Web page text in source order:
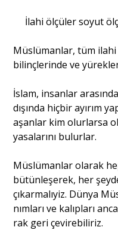
İlahi ölçüler soyut
Müslümanlar, tüm
bilinçlerinde ve
İslam, insanlar
dışında hiçbir ayırım
aşanlar kim olurlarsa
yasalarını bulurlar.
Müslümanlar olarak
bütünleşerek, her
çıkarmalıyiz. Dünya
nımları ve kalıpları
rak geri çevirebiliriz.